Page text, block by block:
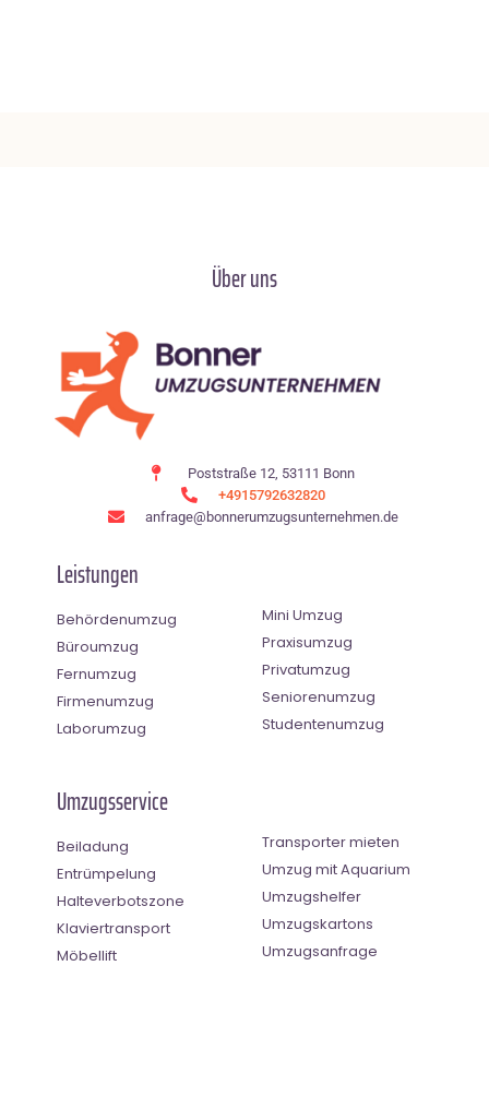
Über uns
Poststraße 12, 53111 Bonn
+4915792632820
anfrage@bonnerumzugsunternehmen.de
Leistungen
Behördenumzug
Büroumzug
Fernumzug
Firmenumzug
Laborumzug
Mini Umzug
Praxisumzug
Privatumzug
Seniorenumzug
Studentenumzug
Umzugsservice
Beiladung
Entrümpelung
Halteverbotszone
Klaviertransport
Möbellift
Transporter mieten
Umzug mit Aquarium
Umzugshelfer
Umzugskartons
Umzugsanfrage